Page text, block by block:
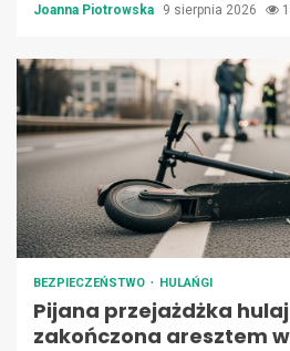
Joanna Piotrowska 9 sierpnia 2026
BEZPIECZEŃSTWO HULAŃGI
Pijana przejażdżka
zakończona aresztem